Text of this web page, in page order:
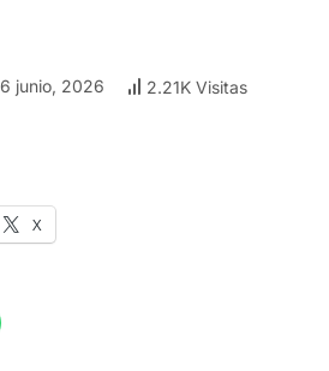
6 junio, 2026 2.21K Visitas
X